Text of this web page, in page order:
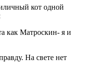
кот одной
как Матроскин- я и
На свете нет